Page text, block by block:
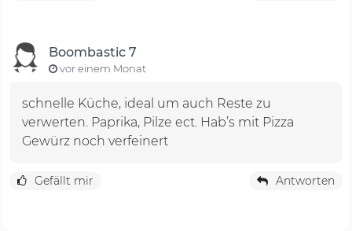
Boombastic 7
vor einem Monat
schnelle Küche, ideal um auch Reste zu
verwerten. Paprika, Pilze ect. Hab’s mit Pizza
Gewürz noch verfeinert
Gefällt mir Antworten